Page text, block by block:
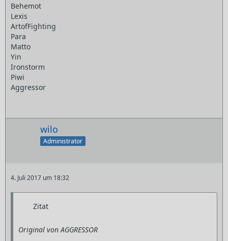
Behemot
Lexis
ArtofFighting
Para
Matto
Yin
Ironstorm
Piwi
Aggressor
wilo
Administrator
4. Juli 2017 um 18:32
Zitat
Original von AGGRESSOR